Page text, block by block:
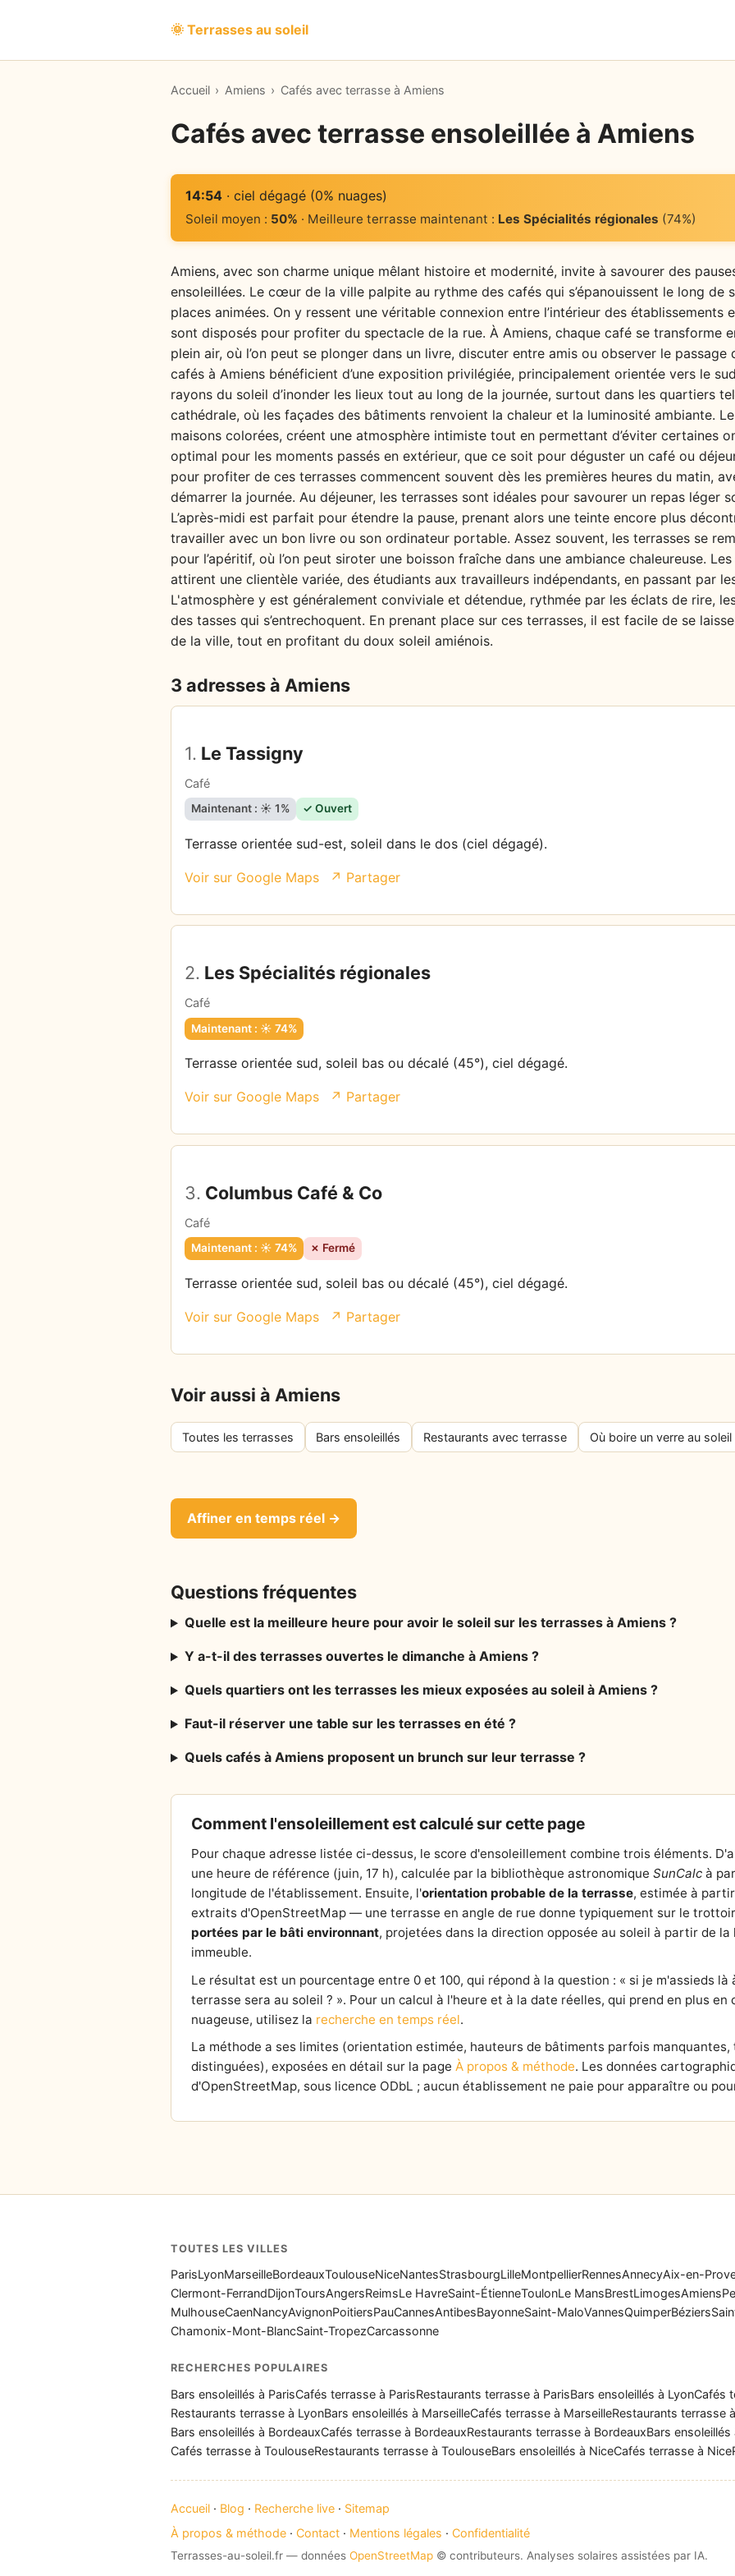
🌞 Terrasses au soleil
Accueil › Amiens › Cafés avec terrasse à Amiens
Cafés avec terrasse ensoleillée à Amiens
14:54· ciel dégagé (0% nuages)
Soleil moyen : 50% · Meilleure terrasse maintenant : Les Spécialités régionales (74%)
Amiens, avec son charme unique mêlant histoire et modernité, invite à savourer des
ensoleillées. Le cœur de la ville palpite au rythme des cafés qui s’épanouissent le long de
places animées. On y ressent une véritable connexion entre l’intérieur des établissements
sont disposés pour profiter du spectacle de la rue. À Amiens, chaque café se transforme
plein air, où l’on peut se plonger dans un livre, discuter entre amis ou observer le passage
cafés à Amiens bénéficient d’une exposition privilégiée, principalement orientée vers le
rayons du soleil d’inonder les lieux tout au long de la journée, surtout dans les quartiers
cathédrale, où les façades des bâtiments renvoient la chaleur et la luminosité ambiante.
maisons colorées, créent une atmosphère intimiste tout en permettant d’éviter certaines
optimal pour les moments passés en extérieur, que ce soit pour déguster un café ou
pour profiter de ces terrasses commencent souvent dès les premières heures du matin,
démarrer la journée. Au déjeuner, les terrasses sont idéales pour savourer un repas léger
L’après-midi est parfait pour étendre la pause, prenant alors une teinte encore plus
travailler avec un bon livre ou son ordinateur portable. Assez souvent, les terrasses se
pour l’apéritif, où l’on peut siroter une boisson fraîche dans une ambiance chaleureuse.
attirent une clientèle variée, des étudiants aux travailleurs indépendants, en passant par
L'atmosphère y est généralement conviviale et détendue, rythmée par les éclats de rire,
des tasses qui s’entrechoquent. En prenant place sur ces terrasses, il est facile de se
de la ville, tout en profitant du doux soleil amiénois.
3 adresses à Amiens
1. Le Tassigny
Café
Maintenant : ☀️ 1% ✓ Ouvert
Terrasse orientée sud-est, soleil dans le dos (ciel dégagé).
Voir sur Google Maps ↗ Partager
2. Les Spécialités régionales
Café
Maintenant : ☀️ 74%
Terrasse orientée sud, soleil bas ou décalé (45°), ciel dégagé.
Voir sur Google Maps ↗ Partager
3. Columbus Café & Co
Café
Maintenant : ☀️ 74% ✗ Fermé
Terrasse orientée sud, soleil bas ou décalé (45°), ciel dégagé.
Voir sur Google Maps ↗ Partager
Voir aussi à Amiens
Toutes les terrasses Bars ensoleillés Restaurants avec terrasse Où boire un verre au soleil
Affiner en temps réel →
Questions fréquentes
Quelle est la meilleure heure pour avoir le soleil sur les terrasses à Amiens ?
Y a-t-il des terrasses ouvertes le dimanche à Amiens ?
Quels quartiers ont les terrasses les mieux exposées au soleil à Amiens ?
Faut-il réserver une table sur les terrasses en été ?
Quels cafés à Amiens proposent un brunch sur leur terrasse ?
Comment l'ensoleillement est calculé sur cette page
Pour chaque adresse listée ci-dessus, le score d'ensoleillement combine trois éléments.
une heure de référence (juin, 17 h), calculée par la bibliothèque astronomique SunCalc à
longitude de l'établissement. Ensuite, l'orientation probable de la terrasse, estimée à
extraits d'OpenStreetMap — une terrasse en angle de rue donne typiquement sur le
portées par le bâti environnant, projetées dans la direction opposée au soleil à partir de
immeuble.
Le résultat est un pourcentage entre 0 et 100, qui répond à la question : « si je m'assieds là
terrasse sera au soleil ? ». Pour un calcul à l'heure et à la date réelles, qui prend en plus en
nuageuse, utilisez la recherche en temps réel.
La méthode a ses limites (orientation estimée, hauteurs de bâtiments parfois
distinguées), exposées en détail sur la page À propos & méthode. Les données
d'OpenStreetMap, sous licence ODbL ; aucun établissement ne paie pour apparaître ou
TOUTES LES VILLES
ParisLyonMarseilleBordeauxToulouseNiceNantesStrasbourgLilleMontpellierRennesAnnecyAix-en-
Clermont-FerrandDijonToursAngersReimsLe HavreSaint-ÉtienneToulonLe MansBrestLimogesAmiens
MulhouseCaenNancyAvignonPoitiersPauCannesAntibesBayonneSaint-MaloVannesQuimperBéziers
Chamonix-Mont-BlancSaint-TropezCarcassonne
RECHERCHES POPULAIRES
Bars ensoleillés à ParisCafés terrasse à ParisRestaurants terrasse à ParisBars ensoleillés à LyonCafés
Restaurants terrasse à LyonBars ensoleillés à MarseilleCafés terrasse à MarseilleRestaurants terrasse
Bars ensoleillés à BordeauxCafés terrasse à BordeauxRestaurants terrasse à BordeauxBars ensoleillés
Cafés terrasse à ToulouseRestaurants terrasse à ToulouseBars ensoleillés à NiceCafés terrasse à Nice
Accueil · Blog · Recherche live · Sitemap
À propos & méthode · Contact · Mentions légales · Confidentialité
Terrasses-au-soleil.fr — données OpenStreetMap © contributeurs. Analyses solaires assistées par IA.